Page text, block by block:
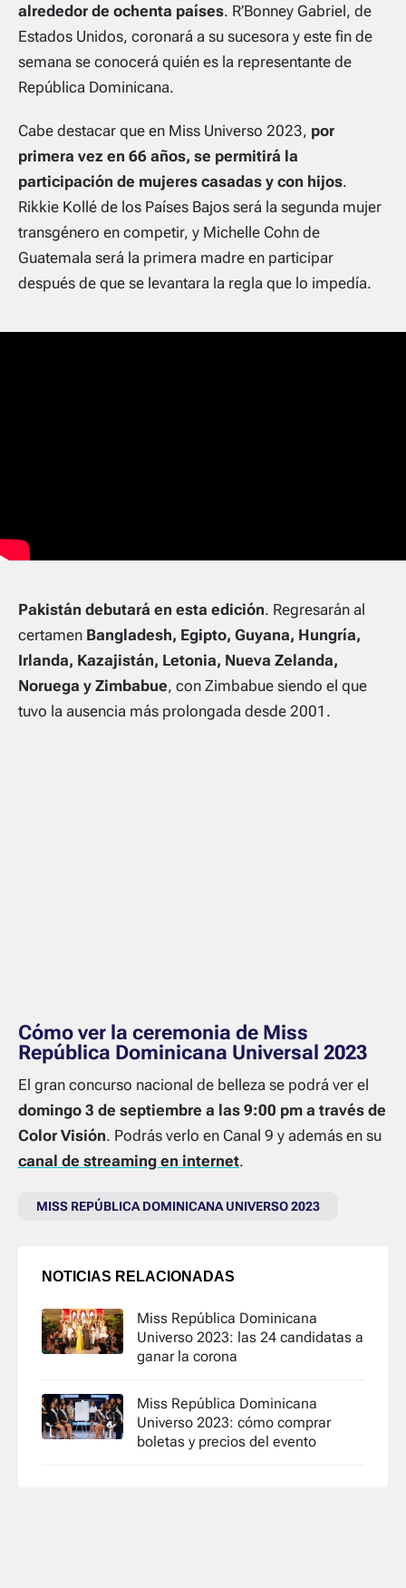
alrededor de ochenta países. R’Bonney Gabriel, de
Estados Unidos, coronará a su sucesora y este fin de
semana se conocerá quién es la representante de
República Dominicana.
Cabe destacar que en Miss Universo 2023, por
primera vez en 66 años, se permitirá la
participación de mujeres casadas y con hijos.
Rikkie Kollé de los Países Bajos será la segunda mujer
transgénero en competir, y Michelle Cohn de
Guatemala será la primera madre en participar
después de que se levantara la regla que lo impedía.
Pakistán debutará en esta edición. Regresarán al
certamen Bangladesh, Egipto, Guyana, Hungría,
Irlanda, Kazajistán, Letonia, Nueva Zelanda,
Noruega y Zimbabue, con Zimbabue siendo el que
tuvo la ausencia más prolongada desde 2001.
Cómo ver la ceremonia de Miss
República Dominicana Universal 2023
El gran concurso nacional de belleza se podrá ver el
domingo 3 de septiembre a las 9:00 pm a través de
Color Visión. Podrás verlo en Canal 9 y además en su
canal de streaming en internet.
MISS REPÚBLICA DOMINICANA UNIVERSO 2023
NOTICIAS RELACIONADAS
Miss República Dominicana
Universo 2023: las 24 candidatas a
ganar la corona
Miss República Dominicana
Universo 2023: cómo comprar
boletas y precios del evento